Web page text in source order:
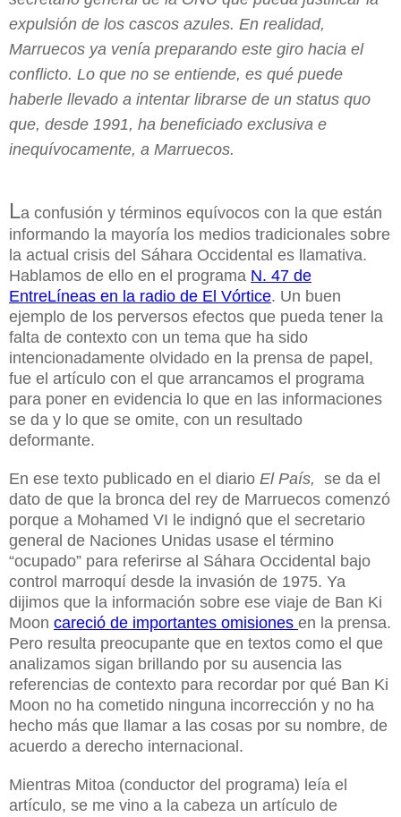
expulsión de los cascos azules. En realidad,
Marruecos ya venía preparando este giro hacia el
conflicto. Lo que no se entiende, es qué puede
haberle llevado a intentar librarse de un status quo
que, desde 1991, ha beneficiado exclusiva e
inequívocamente, a Marruecos.
La confusión y términos equívocos con la que están
informando la mayoría los medios tradicionales sobre
la actual crisis del Sáhara Occidental es llamativa.
Hablamos de ello en el programa N. 47 de
EntreLíneas en la radio de El Vórtice. Un buen
ejemplo de los perversos efectos que pueda tener la
falta de contexto con un tema que ha sido
intencionadamente olvidado en la prensa de papel,
fue el artículo con el que arrancamos el programa
para poner en evidencia lo que en las informaciones
se da y lo que se omite, con un resultado
deformante.
En ese texto publicado en el diario El País, se da el
dato de que la bronca del rey de Marruecos comenzó
porque a Mohamed VI le indignó que el secretario
general de Naciones Unidas usase el término
“ocupado” para referirse al Sáhara Occidental bajo
control marroquí desde la invasión de 1975. Ya
dijimos que la información sobre ese viaje de Ban Ki
Moon careció de importantes omisiones en la prensa.
Pero resulta preocupante que en textos como el que
analizamos sigan brillando por su ausencia las
referencias de contexto para recordar por qué Ban Ki
Moon no ha cometido ninguna incorrección y no ha
hecho más que llamar a las cosas por su nombre, de
acuerdo a derecho internacional.
Mientras Mitoa (conductor del programa) leía el
artículo, se me vino a la cabeza un artículo de